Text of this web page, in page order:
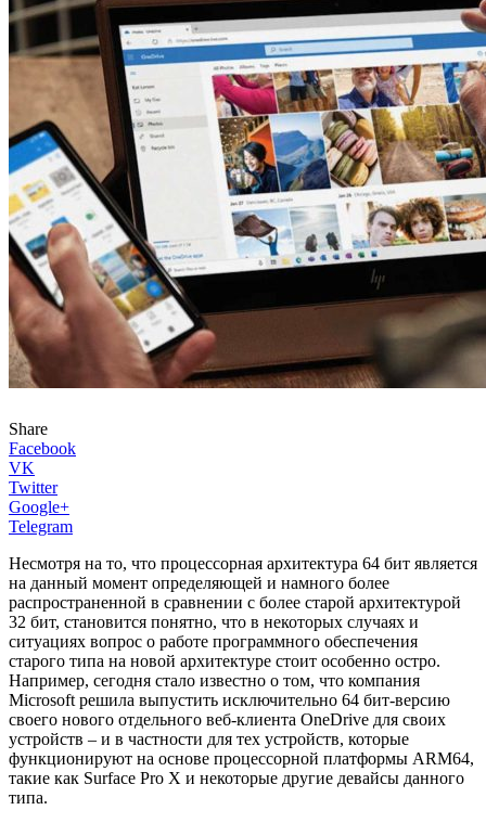
Share
Facebook
VK
Twitter
Google+
Telegram
Несмотря на то, что процессорная архитектура 64 бит является
на данный момент определяющей и намного более
распространенной в сравнении с более старой архитектурой
32 бит, становится понятно, что в некоторых случаях и
ситуациях вопрос о работе программного обеспечения
старого типа на новой архитектуре стоит особенно остро.
Например, сегодня стало известно о том, что компания
Microsoft решила выпустить исключительно 64 бит-версию
своего нового отдельного веб-клиента OneDrive для своих
устройств – и в частности для тех устройств, которые
функционируют на основе процессорной платформы ARM64,
такие как Surface Pro X и некоторые другие девайсы данного
типа.